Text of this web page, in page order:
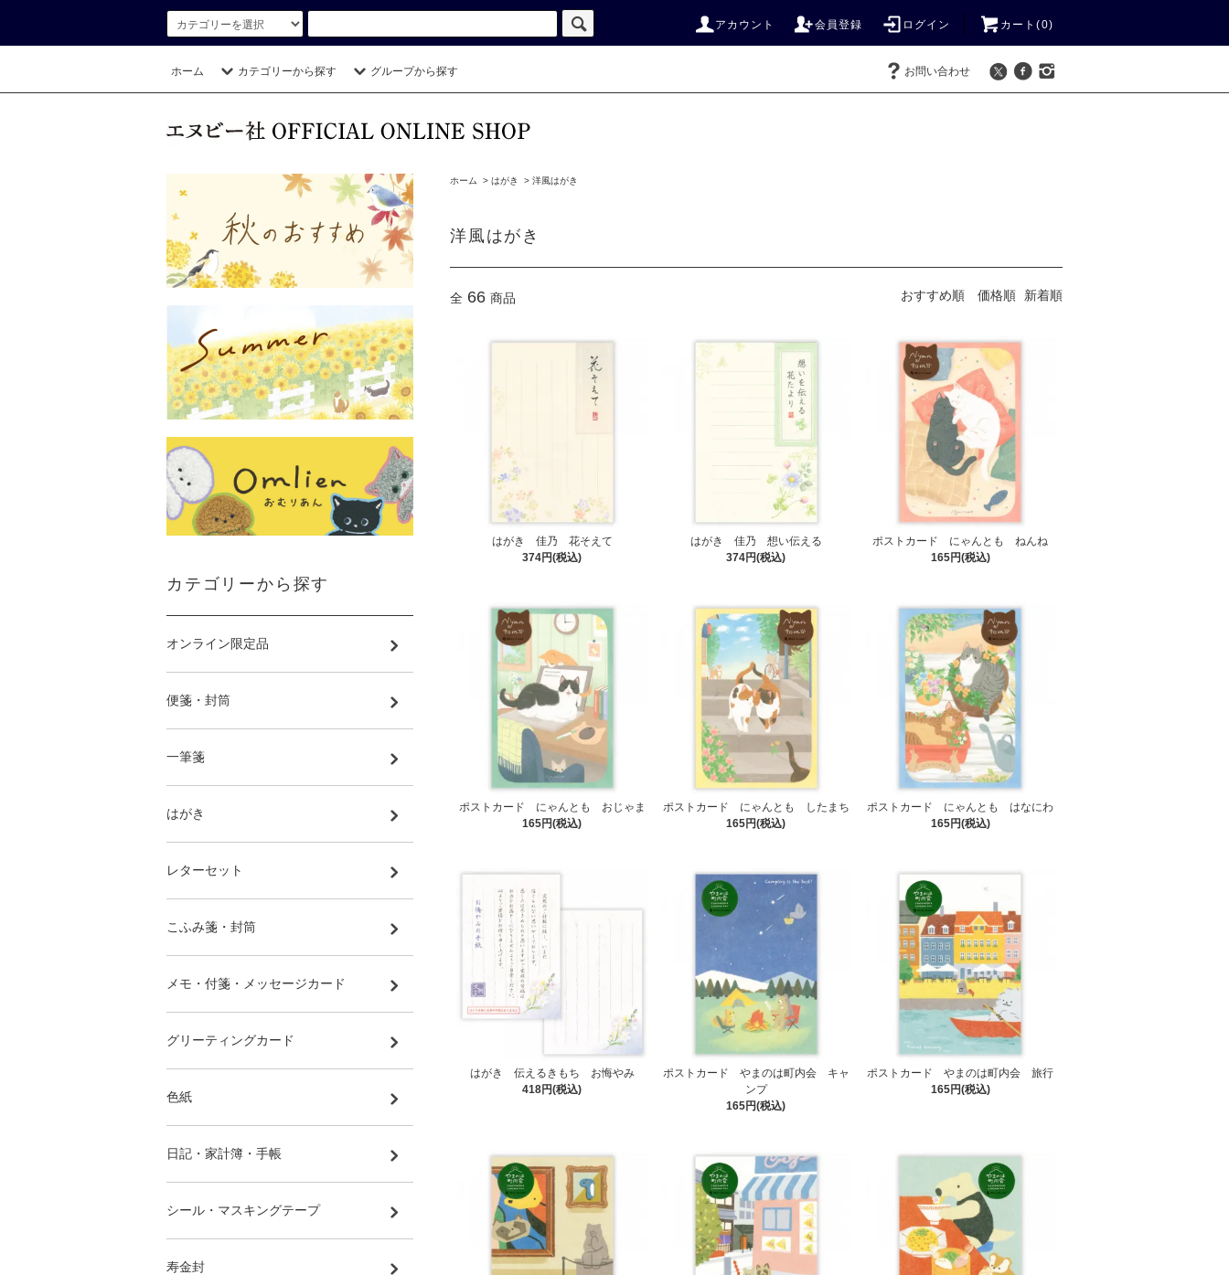
アカウント 会員登録 ログイン カート(0)
ホーム カテゴリーから探す グループから探す お問い合わせ
ホーム > はがき > 洋風はがき
洋風はがき
全 66 商品 おすすめ順 価格順 新着順
はがき 佳乃 花そえて
374円(税込)
はがき 佳乃 想い伝える
374円(税込)
ポストカード にゃんとも ねんね
165円(税込)
ポストカード にゃんとも おじゃま
165円(税込)
ポストカード にゃんとも したまち
165円(税込)
ポストカード にゃんとも はなにわ
165円(税込)
はがき 伝えるきもち お悔やみ
418円(税込)
ポストカード やまのは町内会 キャ
ンプ
165円(税込)
ポストカード やまのは町内会 旅行
165円(税込)
カテゴリーから探す
オンライン限定品
便箋・封筒
一筆箋
はがき
レターセット
こふみ箋・封筒
メモ・付箋・メッセージカード
グリーティングカード
色紙
日記・家計簿・手帳
シール・マスキングテープ
寿金封